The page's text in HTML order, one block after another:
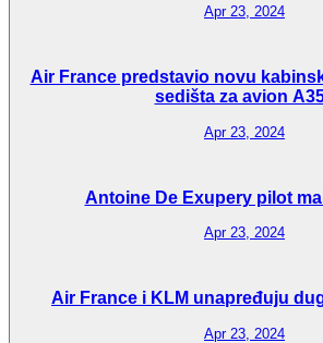
Apr 23, 2024
Air France predstavio novu
sedišta za avion
Apr 23, 2024
Antoine De Exupery pilot
Apr 23, 2024
Air France i KLM unapređuju
Apr 23, 2024